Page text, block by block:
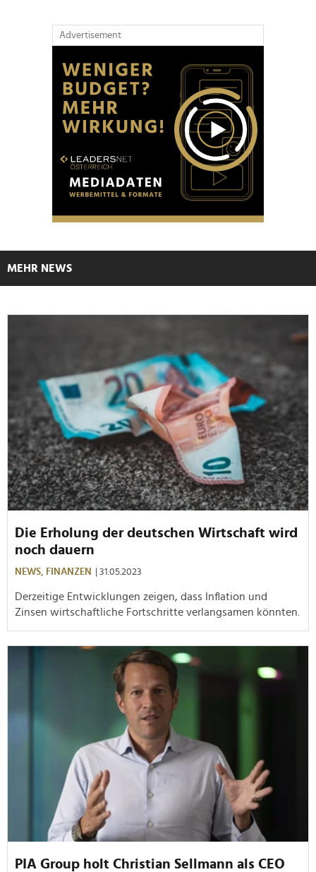
Advertisement
MEHR NEWS
Die Erholung der deutschen Wirtschaft wird
noch dauern
NEWS, FINANZEN | 31.05.2023
Derzeitige Entwicklungen zeigen, dass Inflation und
Zinsen wirtschaftliche Fortschritte verlangsamen könnten.
PIA Group holt Christian Sellmann als CEO